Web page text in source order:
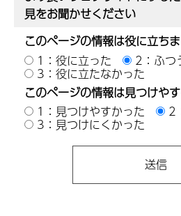
見をお聞かせください
このページの情報は役に立ち
1：役に立った
2：ふつ
3：役に立たなかった
このページの情報は見つけや
1：見つけやすかった
2
3：見つけにくかった